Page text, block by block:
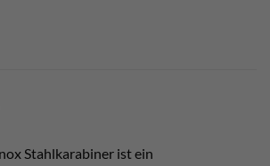
Stahlkarabiner ist ein